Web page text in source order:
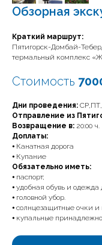
Обзорная
Краткий маршрут:
Пятигорск-Домбай-
термальный комплекс
Стоимость
Дни проведения:
Отправление из
Возвращение в: 20:00 ч.
Доплаты:
⦁ Канатная дорога
⦁ Купание
Обязательно иметь:
⦁ паспорт;
⦁ удобная обувь и
⦁ головной убор.
⦁ солнцезащитные очки и
⦁ купальные